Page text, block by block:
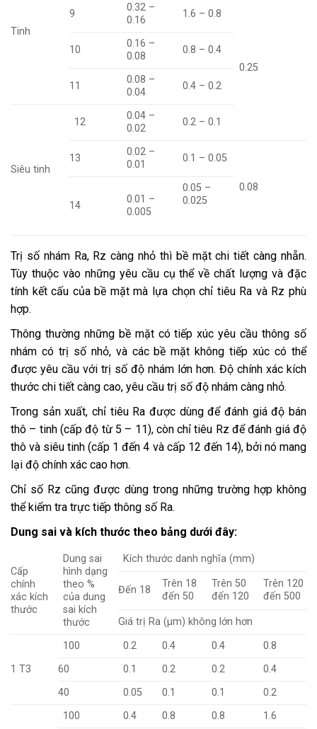
Tinh
9
0.32 –
0.16
1.6 – 0.8
0.25
10
0.16 –
0.08
0.8 – 0.4
11
0.08 –
0.04
0.4 – 0.2
Siêu tinh
12
0.04 –
0.02
0.2 – 0.1
13
0.02 –
0.01
0.1 – 0.05
0.08
14
0.01 –
0.005
0.05 –
0.025
Trị số nhám Ra, Rz càng nhỏ thì bề mặt chi tiết càng nhẵn.
Tùy thuộc vào những yêu cầu cụ thể về chất lượng và đặc
tính kết cấu của bề mặt mà lựa chọn chỉ tiêu Ra và Rz phù
hợp.
Thông thường những bề mặt có tiếp xúc yêu cầu thông số
nhám có trị số nhỏ, và các bề mặt không tiếp xúc có thể
được yêu cầu với trị số độ nhám lớn hơn. Độ chính xác kích
thước chi tiết càng cao, yêu cầu trị số độ nhám càng nhỏ.
Trong sản xuất, chỉ tiêu Ra được dùng để đánh giá độ bán
thô – tinh (cấp độ từ 5 – 11), còn chỉ tiêu Rz để đánh giá độ
thô và siêu tinh (cấp 1 đến 4 và cấp 12 đến 14), bởi nó mang
lại độ chính xác cao hơn.
Chỉ số Rz cũng được dùng trong những trường hợp không
thể kiểm tra trực tiếp thông số Ra.
Dung sai và kích thước theo bảng dưới đây:
Cấp
chính
xác kích
thước
Dung sai
hình dạng
theo %
của dung
sai kích
thước
Kích thước danh nghĩa (mm)
Đến 18
Trên 18
đến 50
Trên 50
đến 120
Trên 120
đến 500
Giá trị Ra (µm) không lớn hơn
1 T3
100 0.2 0.4 0.4
0.8
60
0.1 0.2 0.2
0.4
40
0.05 0.1 0.1 0.2
100 0.4 0.8 0.8
1.6